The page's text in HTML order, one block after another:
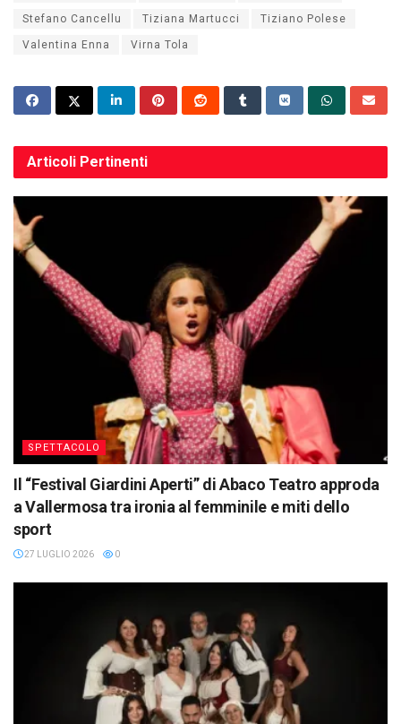
Stefano Cancellu Tiziana Martucci Tiziano Polese
Valentina Enna Virna Tola
Articoli Pertinenti
SPETTACOLO
Il “Festival Giardini Aperti” di Abaco Teatro approda
a Vallermosa tra ironia al femminile e miti dello
sport
27 LUGLIO 2026 0